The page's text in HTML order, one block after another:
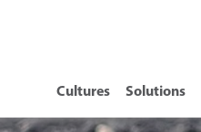
Cultures Solutions